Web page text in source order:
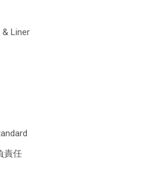
Liner
責任